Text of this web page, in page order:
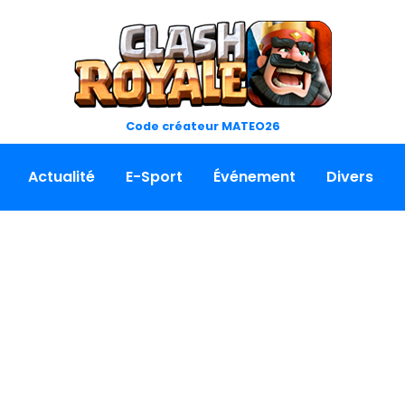
Code créateur MATEO26
Actualité E-Sport Événement Divers